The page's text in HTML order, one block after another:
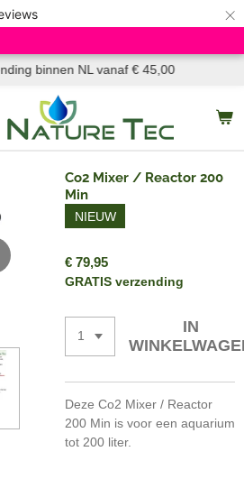
×
binnen NL vanaf € 45,00
Co2 Mixer / Reactor 200
Min
NIEUW
€ 79,95
GRATIS verzending
IN
Deze Co2 Mixer / Reactor
200 Min is voor een aquarium
tot 200 liter.